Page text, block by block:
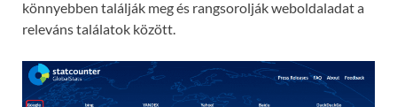
könnyebben találják meg és rangsorolják weboldaladat a
releváns találatok között.